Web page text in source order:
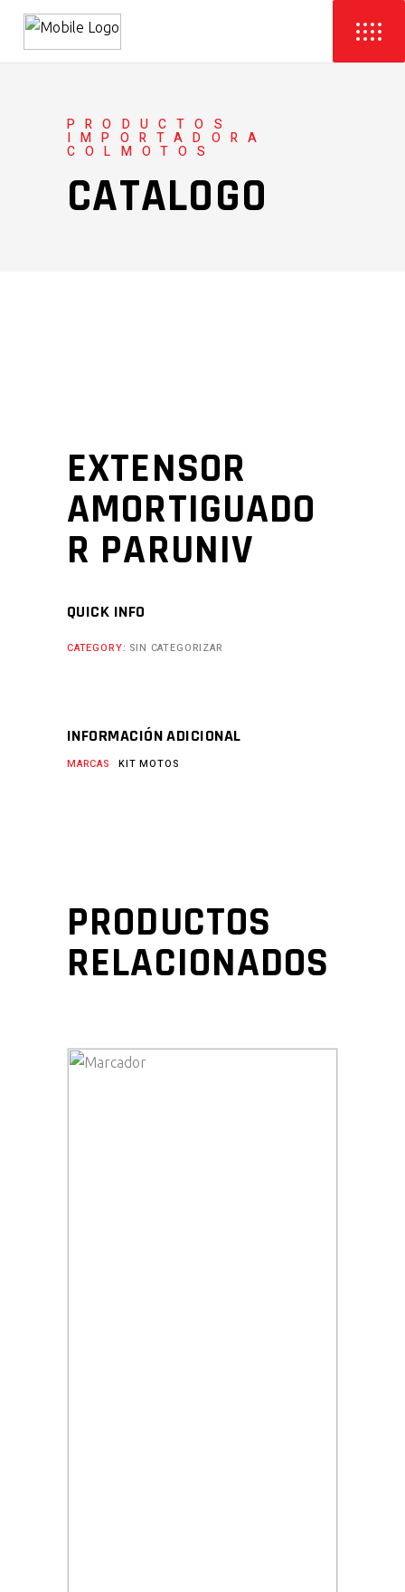
PRODUCTOS
IMPORTADORA
COLMOTOS
CATALOGO
EXTENSOR
AMORTIGUADO
R PARUNIV
QUICK INFO
CATEGORY: SIN CATEGORIZAR
INFORMACIÓN ADICIONAL
MARCAS KIT MOTOS
PRODUCTOS
RELACIONADOS